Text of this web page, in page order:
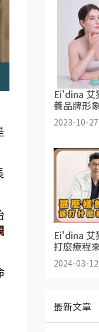
Ei'dina 艾
養品牌形
2023-10-27
Ei'dina 艾
打麼療程
2024-03-12
最新文章